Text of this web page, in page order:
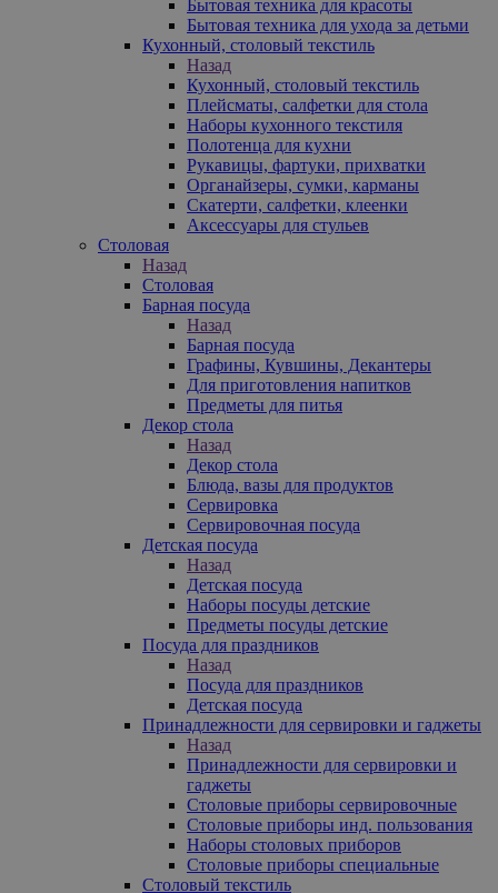
Бытовая техника для красоты
Бытовая техника для ухода за детьми
Кухонный, столовый текстиль
Назад
Кухонный, столовый текстиль
Плейсматы, салфетки для стола
Наборы кухонного текстиля
Полотенца для кухни
Рукавицы, фартуки, прихватки
Органайзеры, сумки, карманы
Скатерти, салфетки, клеенки
Аксессуары для стульев
Столовая
Назад
Столовая
Барная посуда
Назад
Барная посуда
Графины, Кувшины, Декантеры
Для приготовления напитков
Предметы для питья
Декор стола
Назад
Декор стола
Блюда, вазы для продуктов
Сервировка
Сервировочная посуда
Детская посуда
Назад
Детская посуда
Наборы посуды детские
Предметы посуды детские
Посуда для праздников
Назад
Посуда для праздников
Детская посуда
Принадлежности для сервировки и гаджеты
Назад
Принадлежности для сервировки и
гаджеты
Столовые приборы сервировочные
Столовые приборы инд. пользования
Наборы столовых приборов
Столовые приборы специальные
Столовый текстиль